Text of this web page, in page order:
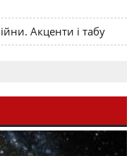
Акценти і табу